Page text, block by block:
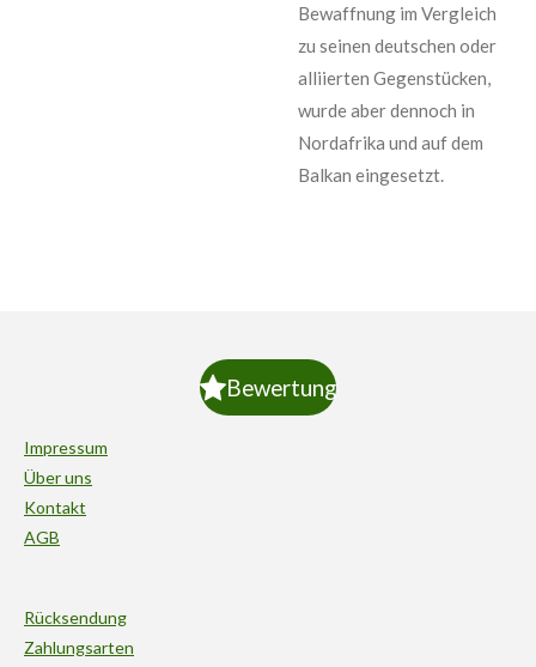
Bewaffnung im Vergleich
zu seinen deutschen oder
alliierten Gegenstücken,
wurde aber dennoch in
Nordafrika und auf dem
Balkan eingesetzt.
Bewertung
Impressum
Über uns
Kontakt
AGB
Rücksendung
Zahlungsarten